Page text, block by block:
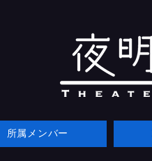
所属メンバー